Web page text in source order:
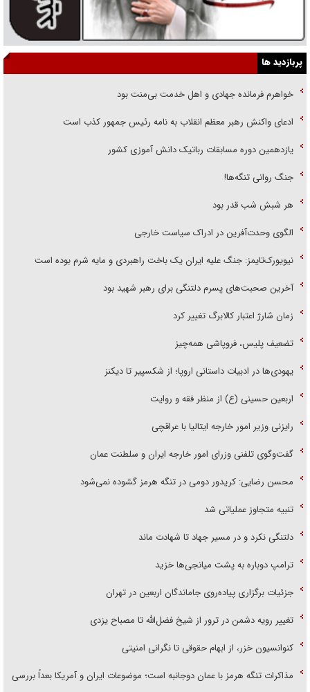
پربازدید ها
خواهرم فرمانده جهادی و اهل خدمت بی‌منت بود
ادعای واکنش رهبر معظم انقلاب به نامه رئیس جمهور کذب است
یازدهمین دوره مسابقات رباتیک دانش آموزی کشور
جنگ روانی تنگه‌ها!
هر شبش شب قدر بود
الگوی وحدت‌آفرین در ادراک سیاست خارجی
نیویورک‌تایمز: جنگ علیه ایران یک باخت راهبردی و مایه شرم بوده است
آخرین صحبت‌های پسرم دلتنگی برای رهبر شهید بود
زمان شارژ اعتبار کالابرگ تغییر کرد
تضعیف پلیس، فروپاشی همه‌چیز
یهودی‌ها در ادبیات داستانی اروپا؛ از شکسپیر تا دیکنز
اربعین حسینی (ع) از منظر فقه و روایت
رایزنی وزیر امور خارجه ایتالیا با عراقچی
گفت‌وگوی تلفنی وزرای امور خارجه ایران و سلطنت عمان
محسن رضایی: کریدور دومی در تنگه هرمز گشوده نمی‌شود
تنبیه متجاوز عملیاتی شد
دلتنگی نکرد و در مسیر جهاد تا شهادت ماند
ترامپ دوباره به پشت میانجی‌ها خزید
جزئیات برگزاری پیاده‌روی جاماندگان اربعین در تهران
تغییر رویه دشمن در ترور از شیخ فضل‌الله تا مصباح یزدی
کنوانسیون خزر، از ابهام حقوقی تا نگرانی امنیتی
مذاکرات تنگه هرمز با عمان دوجانبه است؛ موضوعات ایران و آمریکا بعداً بررسی